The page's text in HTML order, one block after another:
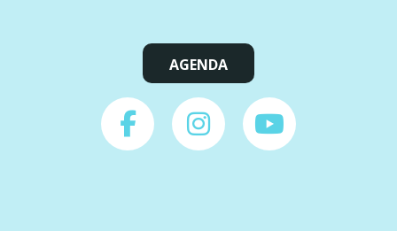
AGENDA